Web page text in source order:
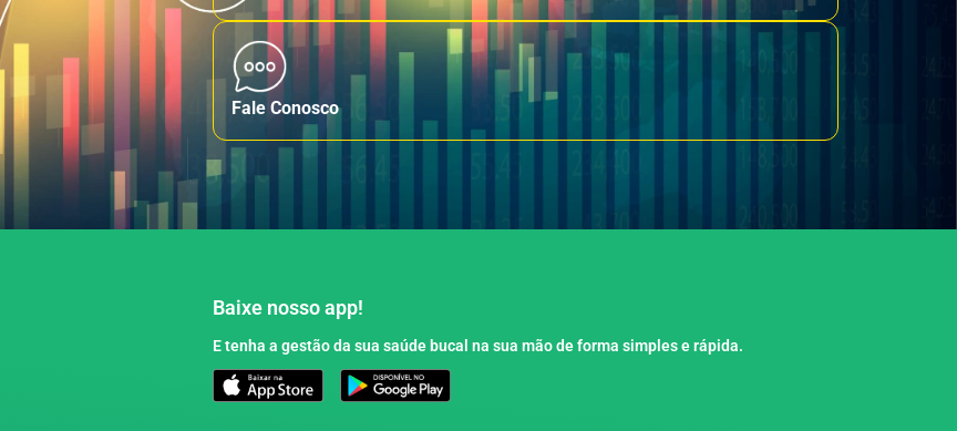
Fale Conosco
Baixe nosso app!
E tenha a gestão da sua saúde bucal na sua mão de forma simples e rápida.